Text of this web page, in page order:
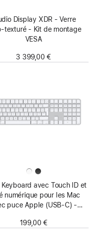
Display XDR - Verre
- Kit de montage
VESA
3 399,00 €
Keyboard avec Touch ID et
numérique pour les Mac
puce Apple (USB‑C) -
199,00 €